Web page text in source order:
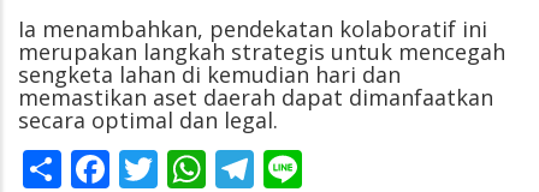
Ia menambahkan, pendekatan kolaboratif ini
merupakan langkah strategis untuk mencegah
sengketa lahan di kemudian hari dan
memastikan aset daerah dapat dimanfaatkan
secara optimal dan legal.
ShareFacebook
Twitter
WhatsApp
Telegram